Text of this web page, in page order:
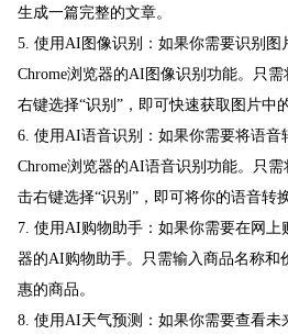
生成一篇完整的文章。
5. 使用AI图像识别：如果你需要识别图
Chrome浏览器的AI图像识别功能。只
右键选择“识别”，即可快速获取图片中
6. 使用AI语音识别：如果你需要将语音
Chrome浏览器的AI语音识别功能。只
击右键选择“识别”，即可将你的语音转
7. 使用AI购物助手：如果你需要在网上
器的AI购物助手。只需输入商品名称和
惠的商品。
8. 使用AI天气预测：如果你需要查看未